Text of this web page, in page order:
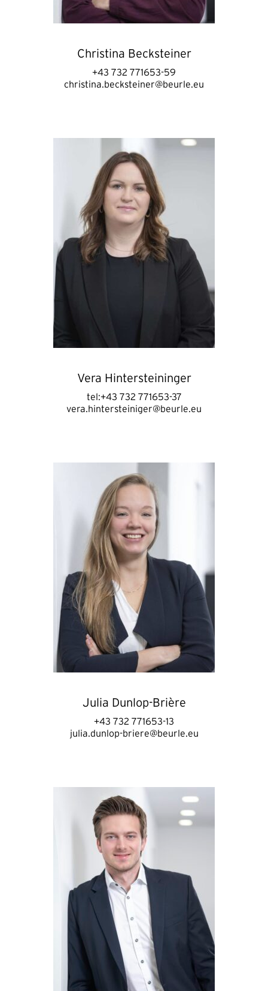
Christina Becksteiner
+43 732 771653-59
christina.becksteiner@beurle.eu
Vera Hintersteininger
tel:+43 732 771653-37
vera.hintersteiniger@beurle.eu
Julia Dunlop-Brière
+43 732 771653-13
julia.dunlop-briere@beurle.eu